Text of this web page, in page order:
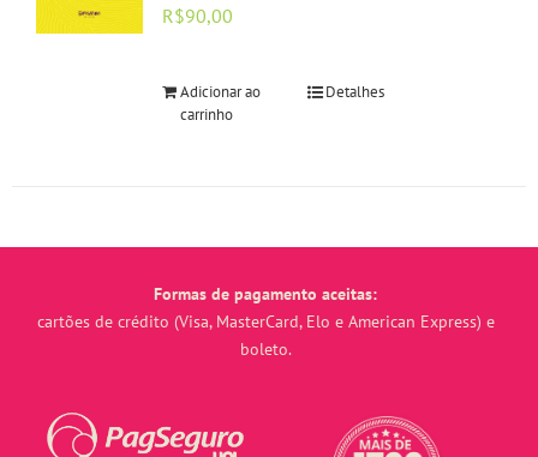
R$90,00
Adicionar ao
carrinho
Detalhes
Formas de pagamento aceitas:
cartões de crédito (Visa, MasterCard, Elo e American Express) e
boleto.